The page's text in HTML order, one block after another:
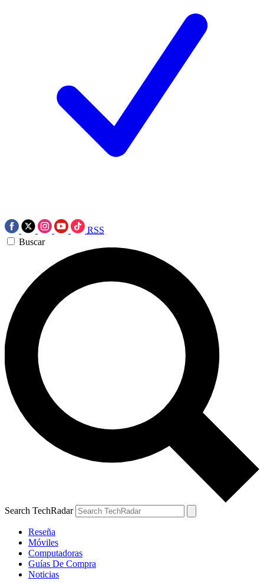
RSS
Buscar
Search TechRadar
Reseña
Móviles
Computadoras
Guías De Compra
Noticias